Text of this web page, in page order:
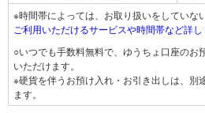
※時間帯によっては、お取り扱いをしていな
ご利用いただけるサービスや時間帯など詳し
○いつでも手数料無料で、ゆうちょ口座のお
いただけます。
※硬貨を伴うお預け入れ・お引き出しは、別
ます。